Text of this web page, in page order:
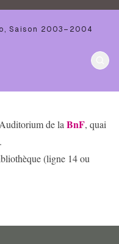
,Saison 2003–2004
de la BnF, quai
(ligne 14 ou